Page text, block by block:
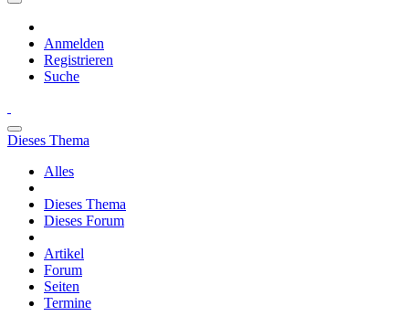
Anmelden
Registrieren
Suche
Dieses Thema
Alles
Dieses Thema
Dieses Forum
Artikel
Forum
Seiten
Termine